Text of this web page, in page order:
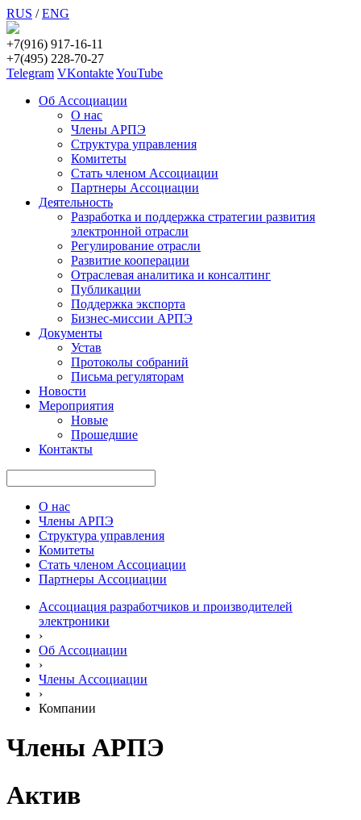
RUS /ENG
+7(916) 917-16-11
+7(495) 228-70-27
Telegram VKontakteYouTube
Об Ассоциации
О нас
Члены АРПЭ
Структура управления
Комитеты
Стать членом Ассоциации
Партнеры Ассоциации
Деятельность
Разработка и поддержка стратегии развития
электронной отрасли
Регулирование отрасли
Развитие кооперации
Отраслевая аналитика и консалтинг
Публикации
Поддержка экспорта
Бизнес-миссии АРПЭ
Документы
Устав
Протоколы собраний
Письма регуляторам
Новости
Мероприятия
Новые
Прошедшие
Контакты
О нас
Члены АРПЭ
Структура управления
Комитеты
Стать членом Ассоциации
Партнеры Ассоциации
Ассоциация разработчиков и производителей
электроники
›
Об Ассоциации
›
Члены Ассоциации
›
Компании
Члены АРПЭ
Актив